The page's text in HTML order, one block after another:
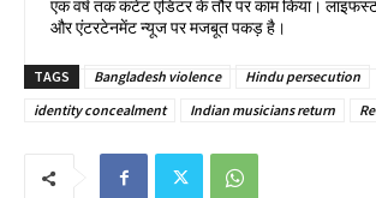
एक वर्ष तक कंटेंट एडिटर के तौर पर काम किया।
और एंटरटेनमेंट न्यूज पर मजबूत पकड़ है।
TAGS Bangladesh violence
Hindu persecution
identity concealment
Indian musicians return